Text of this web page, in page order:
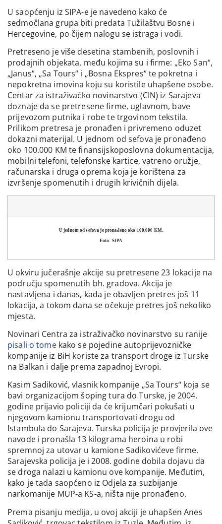
U saopćenju iz SIPA-e je navedeno kako će
sedmočlana grupa biti predata Tužilaštvu Bosne i
Hercegovine, po čijem nalogu se istraga i vodi.
Pretreseno je više desetina stambenih, poslovnih i
prodajnih objekata, među kojima su i firme: „Eko San“,
„Janus“, „Sa Tours“ i „Bosna Ekspres“ te pokretna i
nepokretna imovina koju su koristile uhapšene osobe.
Centar za istraživačko novinarstvo (CIN) iz Sarajeva
doznaje da se pretresene firme, uglavnom, bave
prijevozom putnika i robe te trgovinom tekstila.
Prilikom pretresa je pronađen i privremeno oduzet
dokazni materijal. U jednom od sefova je pronađeno
oko 100.000 KM te finansijskoposlovna dokumentacija,
mobilni telefoni, telefonske kartice, vatreno oružje,
računarska i druga oprema koja je korištena za
izvršenje spomenutih i drugih krivičnih dijela.
U jednom od sefova je pronađeno oko 100.000 KM.
Foto: SIPA
U okviru jučerašnje akcije su pretresene 23 lokacije na
području spomenutih bh. gradova. Akcija je
nastavljena i danas, kada je obavljen pretres još 11
lokacija, a tokom dana se očekuje pretres još nekoliko
mjesta.
Novinari Centra za istraživačko novinarstvo su ranije
pisali o tomekako se pojedine autoprijevozničke
kompanije iz BiH koriste za transport droge iz Turske
na Balkan i dalje prema zapadnoj Evropi.
Kasim Sadiković, vlasnik kompanije „Sa Tours“ koja se
bavi organizacijom šoping tura do Turske, je 2004.
godine prijavio policiji da će krijumčari pokušati u
njegovom kamionu transportovati drogu od
Istambula do Sarajeva. Turska policija je provjerila ove
navode i pronašla 13 kilograma heroina u robi
spremnoj za utovar u kamione Sadikovićeve firme.
Sarajevska policija je i 2008. godine dobila dojavu da
se droga nalazi u kamionu ove kompanije. Međutim,
kako je tada saopćeno iz Odjela za suzbijanje
narkomanije MUP-a KS-a, ništa nije pronađeno.
Prema pisanju medija, u ovoj akciji je uhapšen Anes